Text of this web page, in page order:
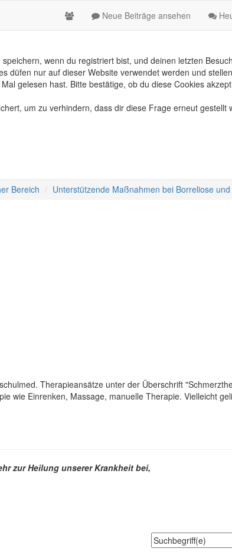
Neue Beiträge ansehen
wenn du registriert bist, und deinen letzten
düfen nur auf dieser Website verwendet werden und
gelesen hast. Bitte bestätige, ob du diese Cookies
um zu verhindern, dass dir diese Frage erneut
Bereich Unterstützende Maßnahmen bei Borreliose
Therapieansätze unter der Überschrift
wie Einrenken, Massage, manuelle Therapie. Vielleicht
zur Heilung unserer Krankheit bei,